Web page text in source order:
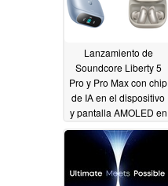
Lanzamiento de
Soundcore Liberty 5
Pro y Pro Max con chip
de IA en el dispositivo
y pantalla AMOLED en
la carcasa05/21/2026